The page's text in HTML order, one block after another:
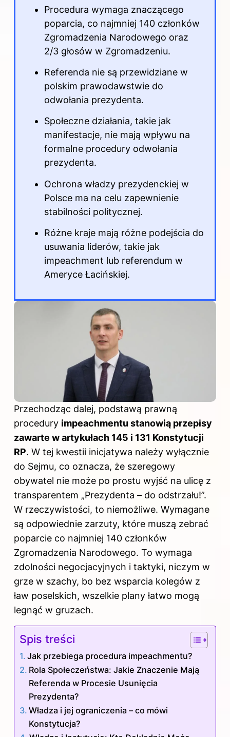
Procedura wymaga znaczącego
poparcia, co najmniej 140 członków
Zgromadzenia Narodowego oraz
2/3 głosów w Zgromadzeniu.
Referenda nie są przewidziane w
polskim prawodawstwie do
odwołania prezydenta.
Społeczne działania, takie jak
manifestacje, nie mają wpływu na
formalne procedury odwołania
prezydenta.
Ochrona władzy prezydenckiej w
Polsce ma na celu zapewnienie
stabilności politycznej.
Różne kraje mają różne podejścia do
usuwania liderów, takie jak
impeachment lub referendum w
Ameryce Łacińskiej.
Przechodząc dalej, podstawą prawną
procedury impeachmentu stanowią przepisy
zawarte w artykułach 145 i 131 Konstytucji
RP. W tej kwestii inicjatywa należy wyłącznie
do Sejmu, co oznacza, że szeregowy
obywatel nie może po prostu wyjść na ulicę z
transparentem „Prezydenta – do odstrzału!”.
W rzeczywistości, to niemożliwe. Wymagane
są odpowiednie zarzuty, które muszą zebrać
poparcie co najmniej 140 członków
Zgromadzenia Narodowego. To wymaga
zdolności negocjacyjnych i taktyki, niczym w
grze w szachy, bo bez wsparcia kolegów z
ław poselskich, wszelkie plany łatwo mogą
legnąć w gruzach.
Spis treści
Jak przebiega procedura impeachmentu?
Rola Społeczeństwa: Jakie Znaczenie Mają
Referenda w Procesie Usunięcia
Prezydenta?
Władza i jej ograniczenia – co mówi
Konstytucja?